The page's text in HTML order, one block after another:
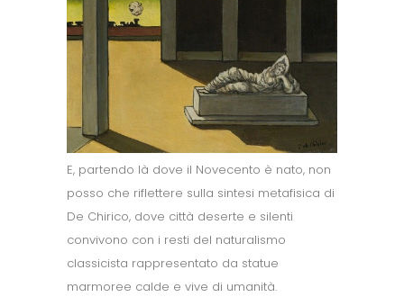
E, partendo là dove il Novecento è nato, non
posso che riflettere sulla sintesi metafisica di
De Chirico, dove città deserte e silenti
convivono con i resti del naturalismo
classicista rappresentato da statue
marmoree calde e vive di umanità.